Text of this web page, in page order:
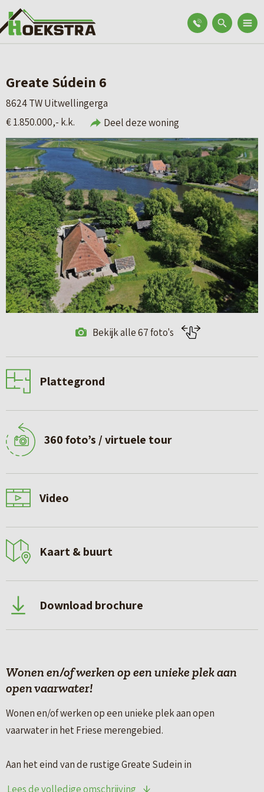
Greate Súdein 6
8624 TW Uitwellingerga
€ 1.850.000,- k.k.
Deel deze woning
Bekijk alle 67 foto's
Plattegrond
360 foto’s / virtuele tour
Video
Kaart & buurt
Download brochure
Wonen en/of werken op een unieke plek aan
open vaarwater!
Wonen en/of werken op een unieke plek aan open
vaarwater in het Friese merengebied.
Aan het eind van de rustige Greate Sudein in
Lees de volledige omschrijving